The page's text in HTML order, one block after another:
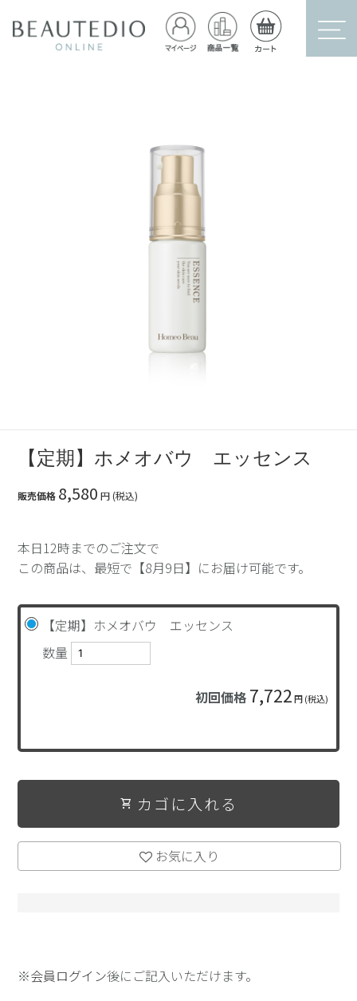
【定期】ホメオバウ エッセンス
販売価格 8,580 円 (税込)
本日12時までのご注文で
この商品は、最短で【8月9日】にお届け可能です。
【定期】ホメオバウ エッセンス
数量
初回価格 7,722円 (税込)
shopping_cart カゴに入れる
お気に入り
※会員ログイン後にご記入いただけます。